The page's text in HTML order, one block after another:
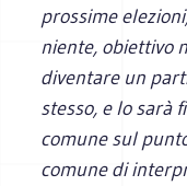
prossime
niente, obiettivo
diventare un
stesso, e lo sarà
comune sul
comune di